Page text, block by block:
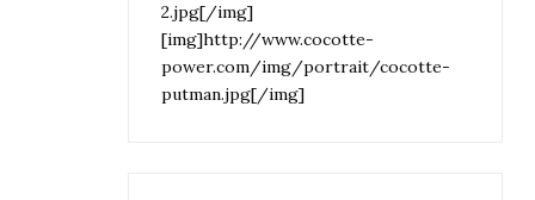
2.jpg[/img]
[img]http://www.cocotte-
power.com/img/portrait/cocotte-
putman.jpg[/img]